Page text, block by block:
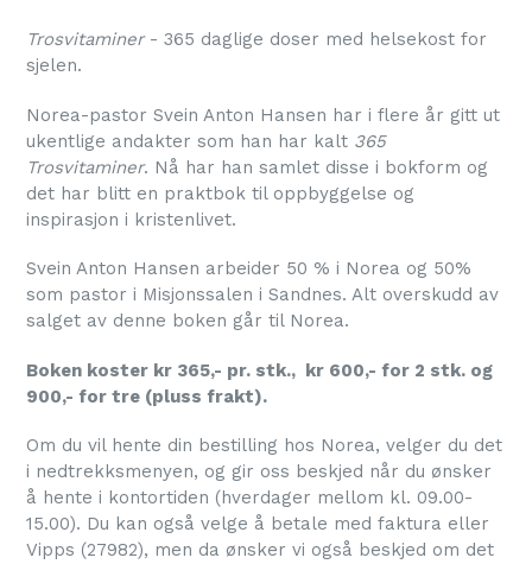
Trosvitaminer- 365 daglige doser med helsekost for
sjelen.
Norea-pastor Svein Anton Hansen har i flere år gitt ut
ukentlige andakter som han har kalt 365
Trosvitaminer. Nå har han samlet disse i bokform og
det har blitt en praktbok til oppbyggelse og
inspirasjon i kristenlivet.
Svein Anton Hansen arbeider 50 % i Norea og 50%
som pastor i Misjonssalen i Sandnes. Alt overskudd av
salget av denne boken går til Norea.
Boken koster kr 365,- pr. stk., kr 600,- for 2 stk. og
900,- for tre (pluss frakt).
Om du vil hente din bestilling hos Norea, velger du det
i nedtrekksmenyen, og gir oss beskjed når du ønsker
å hente i kontortiden (hverdager mellom kl. 09.00-
15.00). Du kan også velge å betale med faktura eller
Vipps (27982), men da ønsker vi også beskjed om det